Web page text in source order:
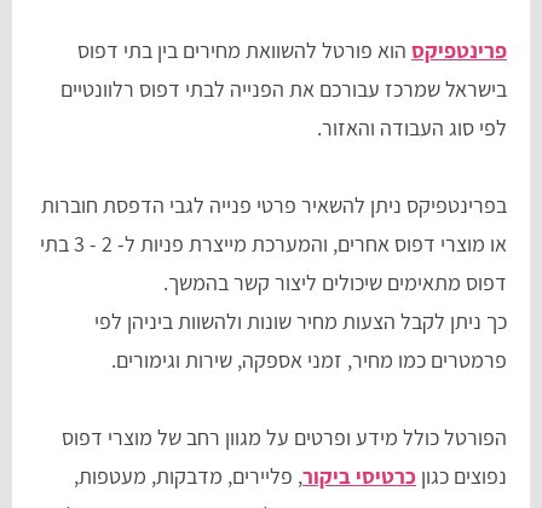
פרינטפיקס הוא פורטל להשוואת מחירים בין בתי דפוס
בישראל שמרכז עבורכם את הפנייה לבתי דפוס רלוונטיים
לפי סוג העבודה והאזור.
בפרינטפיקס ניתן להשאיר פרטי פנייה לגבי הדפסת חוברות
או מוצרי דפוס אחרים, והמערכת מייצרת פניות ל- 2 - 3 בתי
דפוס מתאימים שיכולים ליצור קשר בהמשך.
כך ניתן לקבל הצעות מחיר שונות ולהשוות ביניהן לפי
פרמטרים כמו מחיר, זמני אספקה, שירות וגימורים.
הפורטל כולל מידע ופרטים על מגוון רחב של מוצרי דפוס
נפוצים כגון כרטיסי ביקור, פליירים, מדבקות, מעטפות,